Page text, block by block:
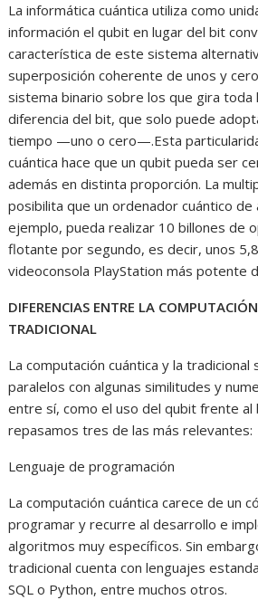
La informática cuántica utiliza como
información el qubit en lugar del bit
característica de este sistema
superposición coherente de unos y
sistema binario sobre los que gira toda
diferencia del bit, que solo puede
tiempo —uno o cero—.Esta
cuántica hace que un qubit pueda ser
además en distinta proporción. La
posibilita que un ordenador cuántico
ejemplo, pueda realizar 10 billones de
flotante por segundo, es decir, unos
videoconsola PlayStation más potente
DIFERENCIAS ENTRE LA
TRADICIONAL
La computación cuántica y la tradicional
paralelos con algunas similitudes y
entre sí, como el uso del qubit frente al
repasamos tres de las más relevantes:
Lenguaje de programación
La computación cuántica carece de un
programar y recurre al desarrollo e
algoritmos muy específicos. Sin
tradicional cuenta con lenguajes
SQL o Python, entre muchos otros.